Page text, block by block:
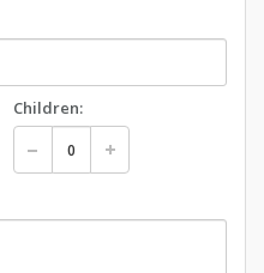
Children: